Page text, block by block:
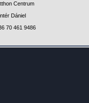
Centrum
Dániel
70 461 9486